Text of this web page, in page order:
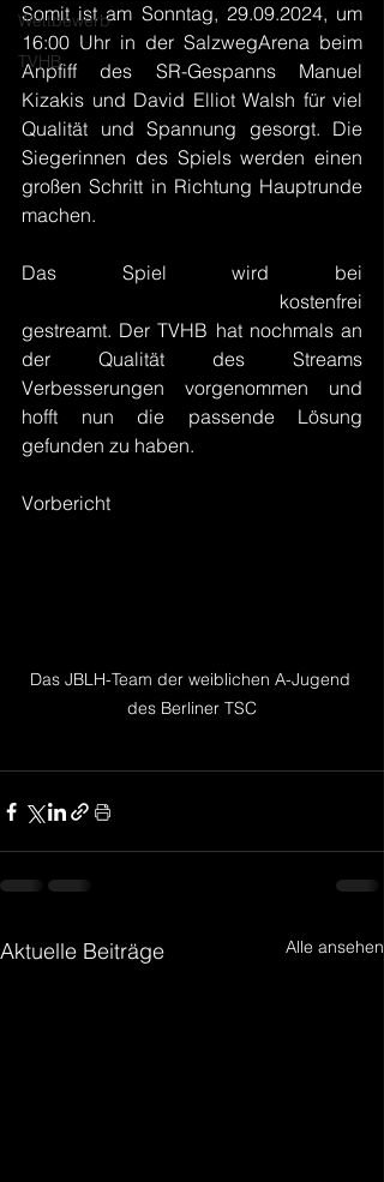
Wettbewerb
TVHB
Somit ist am Sonntag, 29.09.2024, um
16:00 Uhr in der SalzwegArena beim
Anpfiff des SR-Gespanns Manuel
Kizakis und David Elliot Walsh für viel
Qualität und Spannung gesorgt. Die
Siegerinnen des Spiels werden einen
großen Schritt in Richtung Hauptrunde
machen.
kostenfrei
gestreamt. Der TVHB hat nochmals an
der Qualität des Streams
Verbesserungen vorgenommen und
hofft nun die passende Lösung
gefunden zu haben.
Vorbericht
Das JBLH-Team der weiblichen A-Jugend
des Berliner TSC
Aktuelle Beiträge Alle ansehen